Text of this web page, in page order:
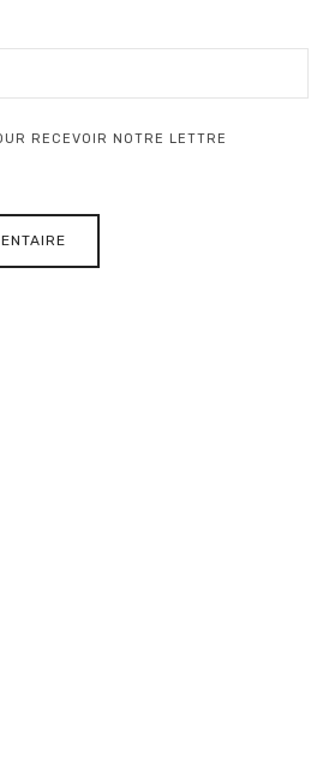
RECEVOIR NOTRE LETTRE